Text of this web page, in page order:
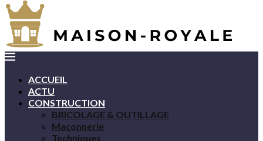
ACCUEIL
ACTU
CONSTRUCTION
BRICOLAGE & OUTILLAGE
Maçonnerie
Techniques